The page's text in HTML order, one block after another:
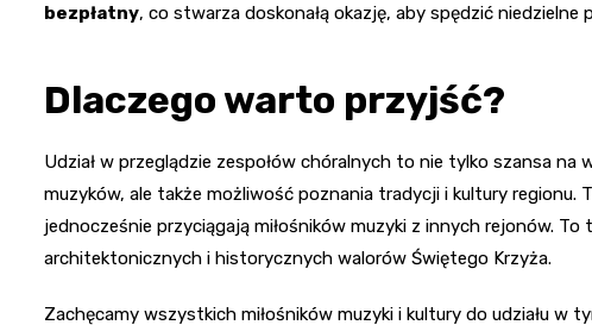
bezpłatny, co stwarza doskonałą okazję, aby spędzić
Dlaczego warto przyjść?
Udział w przeglądzie zespołów chóralnych to nie tylko szansa
muzyków, ale także możliwość poznania tradycji i kultury regionu.
jednocześnie przyciągają miłośników muzyki z innych rejonów. To
architektonicznych i historycznych walorów Świętego Krzyża.
Zachęcamy wszystkich miłośników muzyki i kultury do udziału w